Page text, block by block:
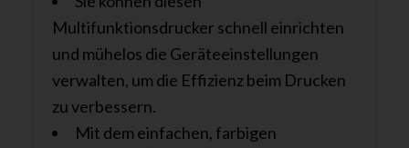
Multifunktionsdrucker schnell einrichten
und mühelos die Geräteeinstellungen
verwalten, um die Effizienz beim Drucken
zu verbessern.
Mit dem einfachen, farbigen